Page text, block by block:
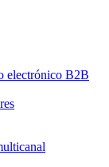
electrónico B2B